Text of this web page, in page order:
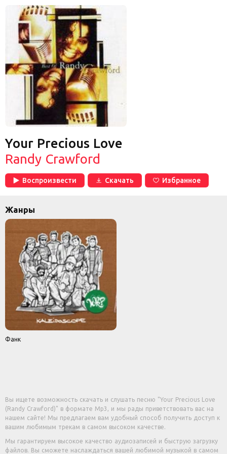
Your Precious Love
Randy Crawford
Воспроизвести Скачать Избранное
Жанры
Фанк
Вы ищете возможность скачать и слушать песню "Your Precious Love
(Randy Crawford)" в формате Mp3, и мы рады приветствовать вас на
нашем сайте! Мы предлагаем вам удобный способ получить доступ к
вашим любимым трекам в самом высоком качестве.
Мы гарантируем высокое качество аудиозаписей и быструю загрузку
файлов. Вы сможете наслаждаться вашей любимой музыкой в самом